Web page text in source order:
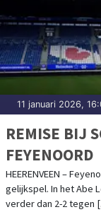
11 januari 2026,
REMISE BIJ
FEYENOORD
HEERENVEEN –
gelijkspel. In het Abe
verder dan 2-2 tegen